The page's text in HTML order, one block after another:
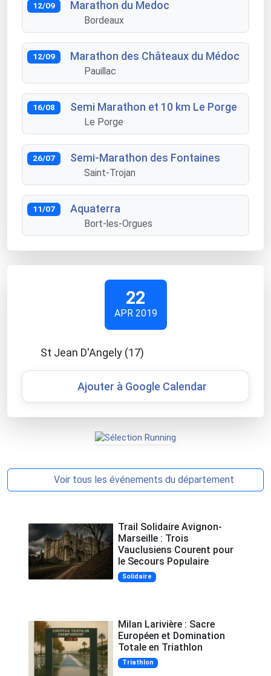
12/09 Marathon du Medoc
Bordeaux
12/09 Marathon des Châteaux du Médoc
Pauillac
16/08 Semi Marathon et 10 km Le Porge
Le Porge
26/07 Semi-Marathon des Fontaines
Saint-Trojan
11/07 Aquaterra
Bort-les-Orgues
22
APR 2019
St Jean D'Angely (17)
Ajouter à Google Calendar
Voir tous les événements du département
Trail Solidaire Avignon-
Marseille : Trois
Vauclusiens Courent pour
le Secours Populaire
Solidaire
Milan Larivière : Sacre
Européen et Domination
Totale en Triathlon
Triathlon